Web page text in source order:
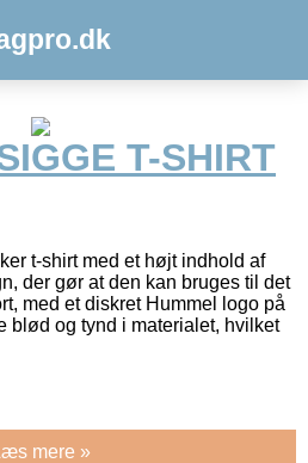
T-SHIRT
t-shirt med et højt indhold af
der gør at den kan bruges til det
med et diskret Hummel logo på
blød og tynd i materialet, hvilket
mere »